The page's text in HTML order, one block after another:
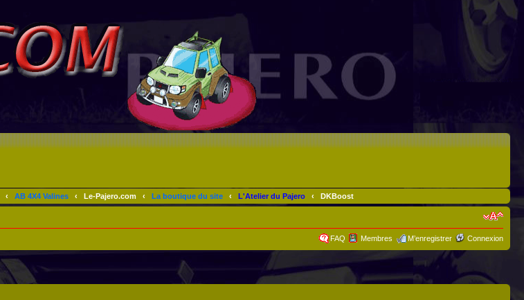
‹ AB 4X4 Valines ‹ Le-Pajero.com ‹ La boutique du site ‹ L'Atelier du Pajero ‹ DKBoost
FAQ Membres M’enregistrer Connexion